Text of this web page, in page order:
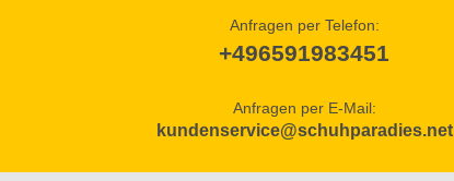
Anfragen per Telefon:
+496591983451
Anfragen per E-Mail:
kundenservice@schuhparadies.net